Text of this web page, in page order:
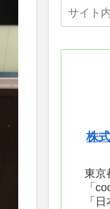
株
東京
「
「